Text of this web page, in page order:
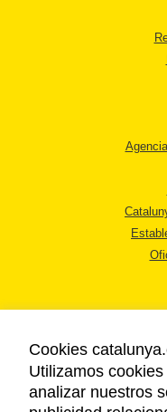
Cookies
Utilizamos
analizar nuestros